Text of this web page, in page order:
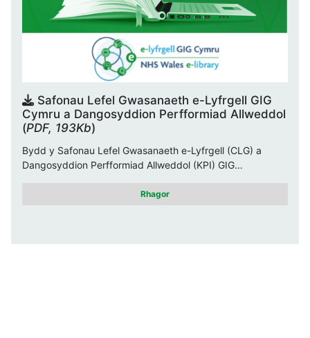
Safonau Lefel Gwasanaeth e-Lyfrgell GIG
Cymru a Dangosyddion Perfformiad Allweddol
(PDF, 193Kb)
Bydd y Safonau Lefel Gwasanaeth e-Lyfrgell (CLG) a
Dangosyddion Perfformiad Allweddol (KPI) GIG…
Rhagor